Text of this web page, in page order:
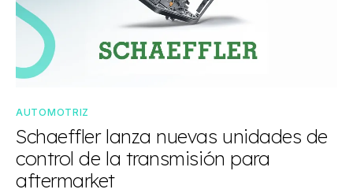
AUTOMOTRIZ
Schaeffler lanza nuevas unidades de
control de la transmisión para
aftermarket